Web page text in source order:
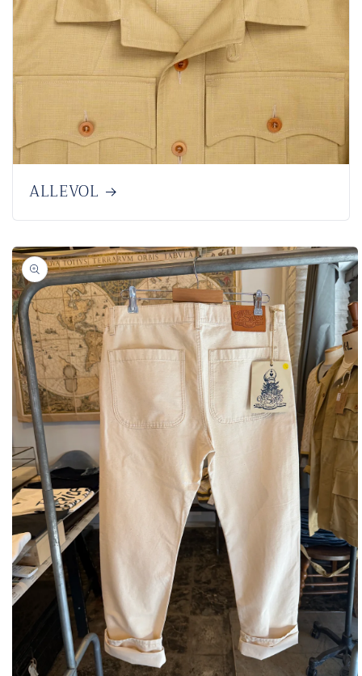
ALLEVOL
商品情
報にス
キップ